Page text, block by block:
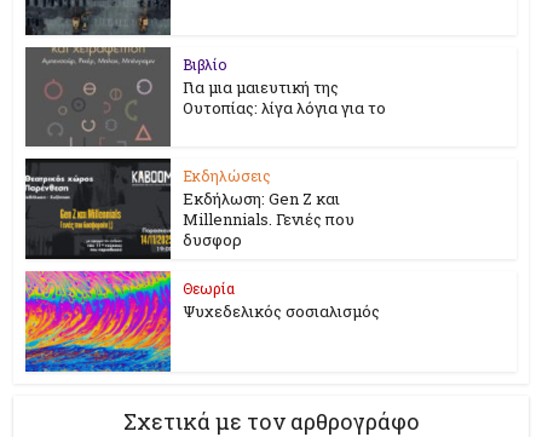
Βιβλίο
Για μια μαιευτική της
Ουτοπίας: λίγα λόγια για το
Εκδηλώσεις
Εκδήλωση: Gen Z και
Millennials. Γενιές που
δυσφορ
Θεωρία
Ψυχεδελικός σοσιαλισμός
Σχετικά με τον αρθρογράφο